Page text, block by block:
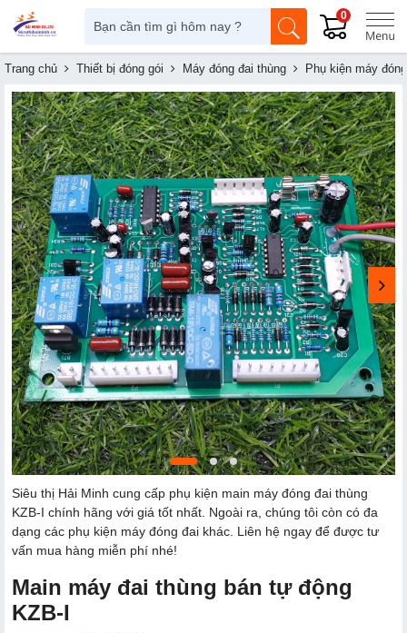
0
Trang chủ Thiết bị đóng gói Máy đóng đai thùng Phụ kiện máy
Siêu thị Hải Minh cung cấp phụ kiện main máy đóng đai thùng
KZB-I chính hãng với giá tốt nhất. Ngoài ra, chúng tôi còn có đa
dạng các phụ kiện máy đóng đai khác. Liên hệ ngay để được tư
vấn mua hàng miễn phí nhé!
Main máy đai thùng bán tự động
KZB-I